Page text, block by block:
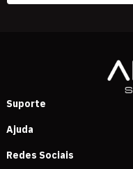
Suporte
Ajuda
Redes Sociais